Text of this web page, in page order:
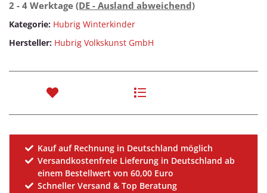
2 - 4 Werktage (DE - Ausland abweichend)
Kategorie: Hubrig Winterkinder
Hersteller: Hubrig Volkskunst GmbH
Kauf auf Rechnung in Deutschland möglich
Versandkostenfreie Lieferung in Deutschland ab
einem Bestellwert von 60,00 Euro
Schneller Versand & Top Beratung